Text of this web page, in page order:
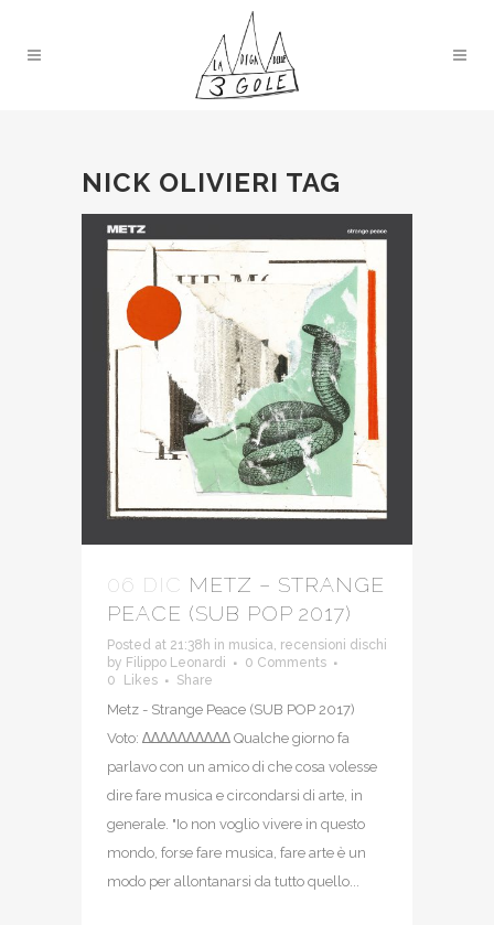
NICK OLIVIERI TAG
06 DIC METZ – STRANGE
PEACE (SUB POP 2017)
Posted at 21:38h in musica, recensioni dischi
by Filippo Leonardi
0 Comments
0
Likes Share
Metz - Strange Peace (SUB POP 2017)
Voto: ∆∆∆∆∆∆∆∆∆∆ Qualche giorno fa
parlavo con un amico di che cosa volesse
dire fare musica e circondarsi di arte, in
generale. "Io non voglio vivere in questo
mondo, forse fare musica, fare arte è un
modo per allontanarsi da tutto quello...